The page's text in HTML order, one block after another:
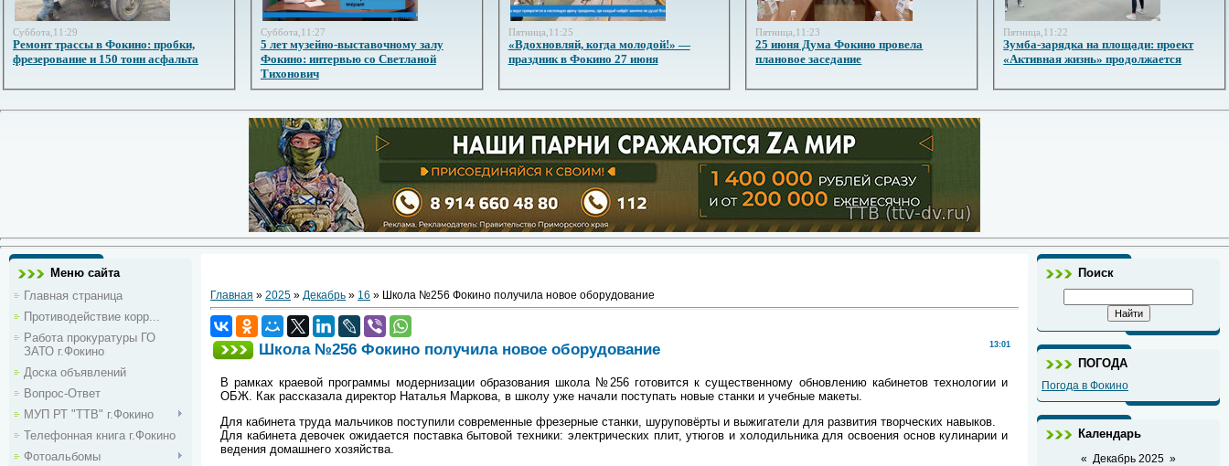
Суббота,11:29
Ремонт трассы в Фокино: пробки,
фрезерование и 150 тонн асфальта
Суббота,11:27
5 лет музейно-выставочному залу
Фокино: интервью со Светланой
Тихонович
Пятница,11:25
«Вдохновляй, когда молодой!» —
праздник в Фокино 27 июня
Пятница,11:23
25 июня Дума Фокино провела
плановое заседание
Пятница,11:22
Зумба-зарядка на площади: проект
«Активная жизнь» продолжается
Меню сайта
Главная страница
Противодействие корр...
Работа прокуратуры ГО
ЗАТО г.Фокино
Доска объявлений
Вопрос-Ответ
МУП РТ "ТТВ" г.Фокино
Телефонная книга г.Фокино
Фотоальбомы
Главная » 2025 » Декабрь » 16 » Школа №256 Фокино получила новое оборудование
13:01
Школа №256 Фокино получила новое оборудование
В рамках краевой программы модернизации образования школа №256 готовится к существенному обновлению кабинетов технологии и
ОБЖ. Как рассказала директор Наталья Маркова, в школу уже начали поступать новые станки и учебные макеты.
Для кабинета труда мальчиков поступили современные фрезерные станки, шуруповёрты и выжигатели для развития творческих навыков.
Для кабинета девочек ожидается поставка бытовой техники: электрических плит, утюгов и холодильника для освоения основ кулинарии и
ведения домашнего хозяйства.
Поиск
ПОГОДА
Погода в Фокино
Календарь
« Декабрь 2025 »